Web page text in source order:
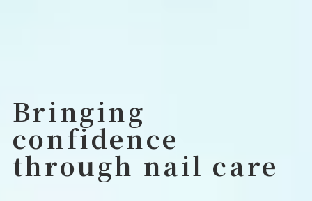
Bringing
confidence
through nail care